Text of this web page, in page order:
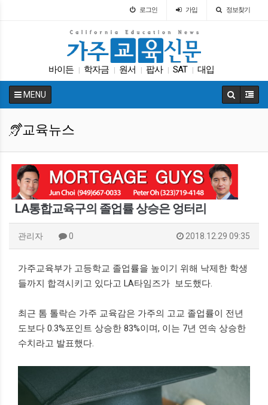
로그인 가입 정보찾기
바이든 학자금 원서 팝사 SAT 대입
휴교 매그닛 스쿨 ACT 특별활동
MENU
교육뉴스
LA통합교육구의 졸업률 상승은 엉터리
관리자 0 2018.12.29 09:35
가주교육부가 고등학교 졸업률을 높이기 위해 낙제한 학생
들까지 합격시키고 있다고 LA타임즈가 보도했다.
최근 톰 톨락슨 가주 교육감은 가주의 고교 졸업률이 전년
도보다 0.3%포인트 상승한 83%이며, 이는 7년 연속 상승한
수치라고 발표했다.